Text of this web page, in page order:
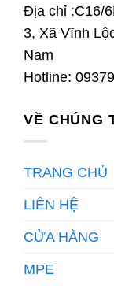
Địa chỉ :C16/
3, Xã Vĩnh
Nam
Hotline:
VỀ CHÚNG
TRANG CHỦ
LIÊN HỆ
CỬA HÀNG
MPE